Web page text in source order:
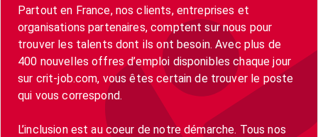
Partout en France, nos clients, entreprises et
organisations partenaires, comptent sur nous pour
trouver les talents dont ils ont besoin. Avec plus de
400 nouvelles offres d’emploi disponibles chaque jour
sur crit-job.com, vous êtes certain de trouver le poste
qui vous correspond.
L’inclusion est au coeur de notre démarche. Tous nos